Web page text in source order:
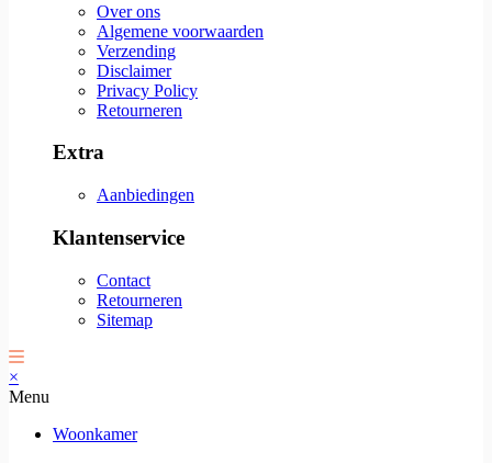
Over ons
Algemene voorwaarden
Verzending
Disclaimer
Privacy Policy
Retourneren
Extra
Aanbiedingen
Klantenservice
Contact
Retourneren
Sitemap
×
Menu
Woonkamer